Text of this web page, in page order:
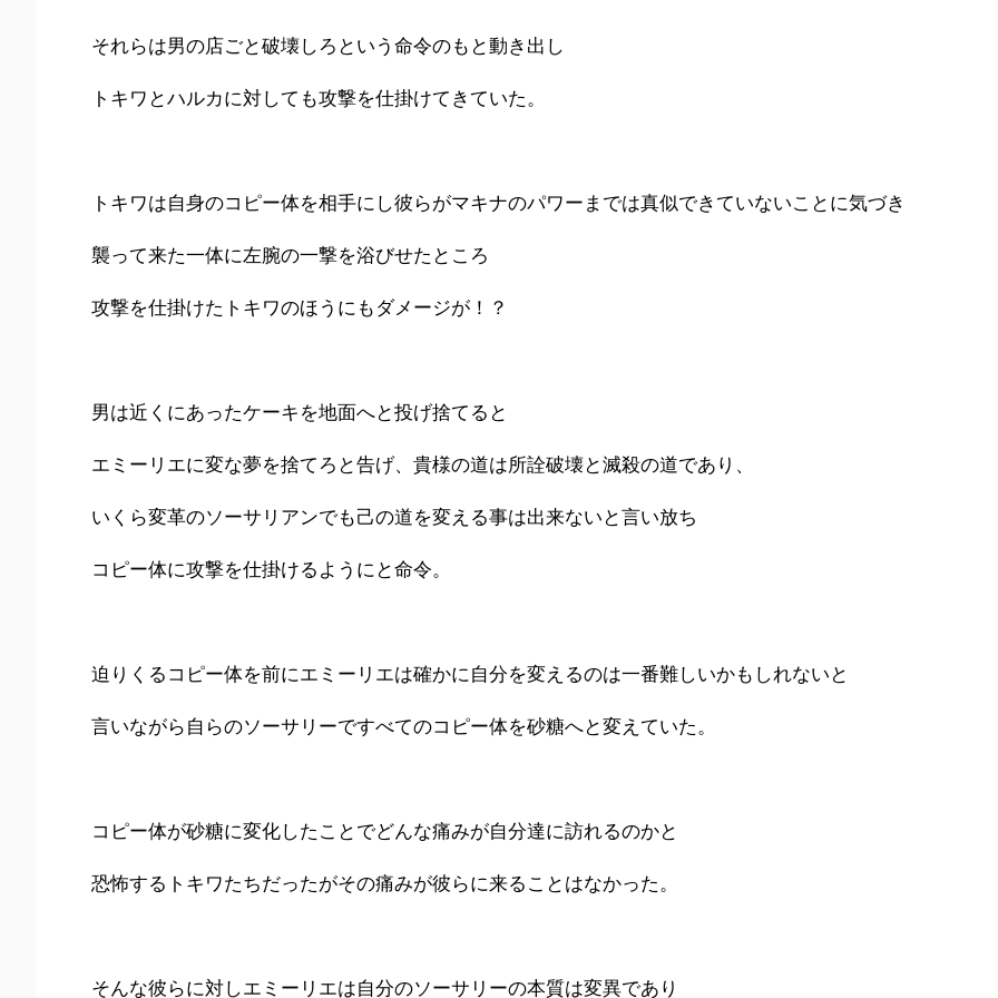
それらは男の店ごと破壊しろという命令のもと動き出し
トキワとハルカに対しても攻撃を仕掛けてきていた。
トキワは自身のコピー体を相手にし彼らがマキナのパワーまでは真似できていないことに気づき
襲って来た一体に左腕の一撃を浴びせたところ
攻撃を仕掛けたトキワのほうにもダメージが！？
男は近くにあったケーキを地面へと投げ捨てると
エミーリエに変な夢を捨てろと告げ、貴様の道は所詮破壊と滅殺の道であり、
いくら変革のソーサリアンでも己の道を変える事は出来ないと言い放ち
コピー体に攻撃を仕掛けるようにと命令。
迫りくるコピー体を前にエミーリエは確かに自分を変えるのは一番難しいかもしれないと
言いながら自らのソーサリーですべてのコピー体を砂糖へと変えていた。
コピー体が砂糖に変化したことでどんな痛みが自分達に訪れるのかと
恐怖するトキワたちだったがその痛みが彼らに来ることはなかった。
そんな彼らに対しエミーリエは自分のソーサリーの本質は変異であり